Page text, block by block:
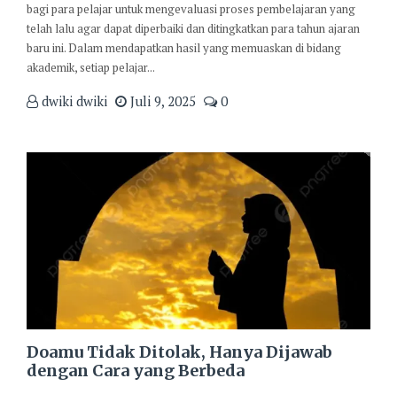
bagi para pelajar untuk mengevaluasi proses pembelajaran yang
telah lalu agar dapat diperbaiki dan ditingkatkan para tahun ajaran
baru ini. Dalam mendapatkan hasil yang memuaskan di bidang
akademik, setiap pelajar...
dwiki dwiki Juli 9, 2025 0
Doamu Tidak Ditolak, Hanya Dijawab
dengan Cara yang Berbeda